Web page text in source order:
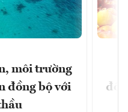
môi trường
đồng bộ với